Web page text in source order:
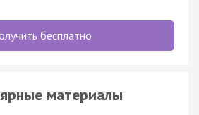
бесплатно
материалы